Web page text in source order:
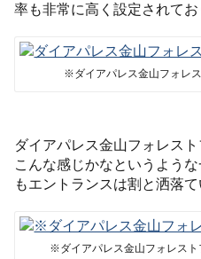
率も非常に高く設定されてお
※ダイアパレス金山フォレ
ダイアパレス金山フォレス
こんな感じかなというよう
もエントランスは割と洒落て
※ダイアパレス金山フォレスト